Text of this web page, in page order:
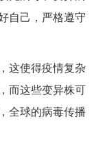
自己，严格遵守
这使得疫情复杂
而这些变异株可
全球的病毒传播